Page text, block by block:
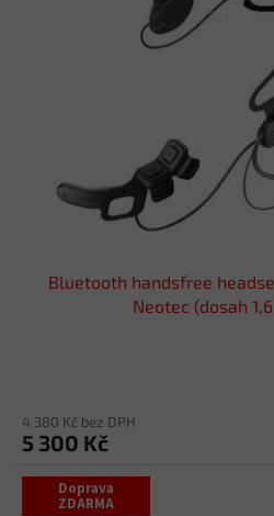
Bluetooth handsfree
Neotec (dosah
4 380 Kč bez DPH
5 300 Kč
Doprava
ZDARMA